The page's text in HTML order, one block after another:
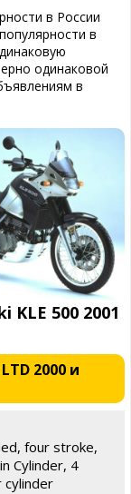
в России
в
одинаковой
в
KLE 500 2001
2000 и
four stroke,
Cylinder, 4
cylinder